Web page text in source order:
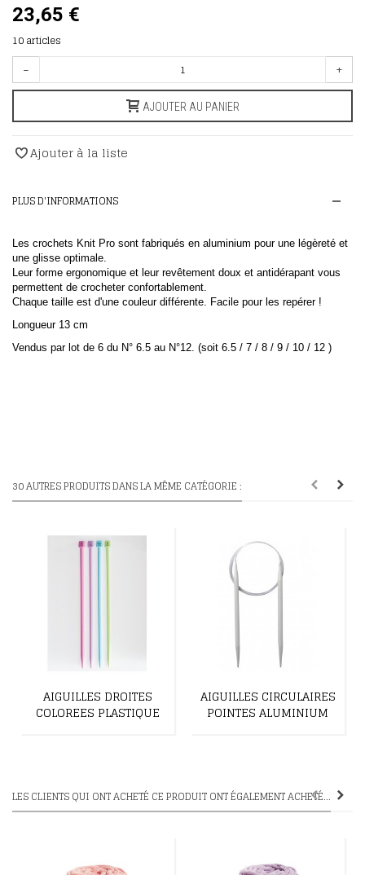
23,65 €
10articles
- +
AJOUTER AU PANIER
Ajouter à la liste
PLUS D'INFORMATIONS
Les crochets Knit Pro sont fabriqués en aluminium pour une légèreté et
une glisse optimale.
Leur forme ergonomique et leur revêtement doux et antidérapant vous
permettent de crocheter confortablement.
Chaque taille est d'une couleur différente. Facile pour les repérer !
Longueur 13 cm
Vendus par lot de 6 du N° 6.5 au N°12. (soit 6.5 / 7 / 8 / 9 / 10 / 12 )
30 AUTRES PRODUITS DANS LA MÊME CATÉGORIE :
AIGUILLES DROITES
COLOREES PLASTIQUE
AIGUILLES CIRCULAIRES
POINTES ALUMINIUM
LES CLIENTS QUI ONT ACHETÉ CE PRODUIT ONT ÉGALEMENT ACHETÉ...